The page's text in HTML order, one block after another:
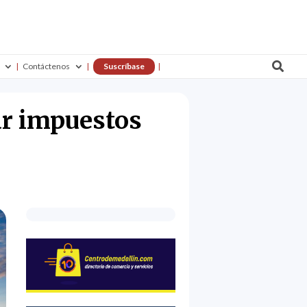
Contáctenos Suscríbase 
impuestos